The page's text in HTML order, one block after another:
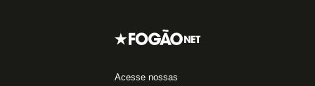
Acesse nossas